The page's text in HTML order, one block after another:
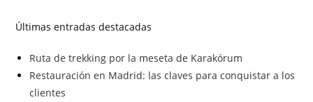
Últimas entradas destacadas
Ruta de trekking por la meseta de Karakórum
Restauración en Madrid: las claves para conquistar a los
clientes